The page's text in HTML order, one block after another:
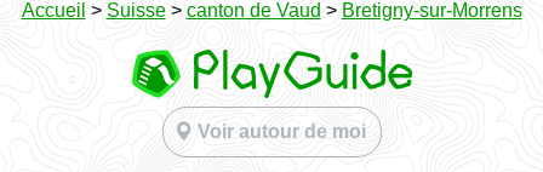
Accueil > Suisse> canton de Vaud > Bretigny-sur-Morrens
Voir autour de moi